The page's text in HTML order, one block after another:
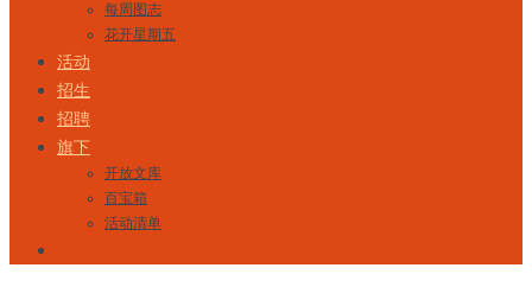
每周图志
花开星期五
活动
招生
招聘
旗下
开放文库
百宝箱
活动清单